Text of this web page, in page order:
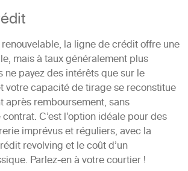
la ligne de crédit offre une
mais à taux généralement plus
ne payez des intérêts que sur le
votre capacité de tirage se reconstitue
après remboursement, sans
C’est l’option idéale pour des
imprévus et réguliers, avec la
revolving et le coût d’un
Parlez-en à votre courtier !